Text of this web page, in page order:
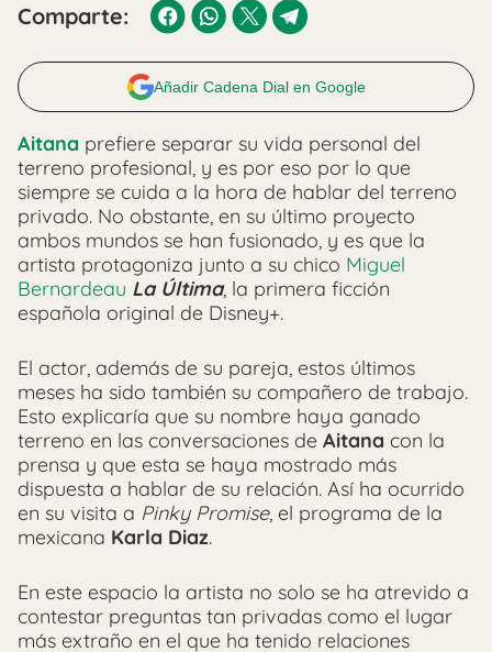
Comparte:
Añadir Cadena Dial en Google
Aitana prefiere separar su vida personal del
terreno profesional, y es por eso por lo que
siempre se cuida a la hora de hablar del terreno
privado. No obstante, en su último proyecto
ambos mundos se han fusionado, y es que la
artista protagoniza junto a su chico Miguel
Bernardeau La Última, la primera ficción
española original de Disney+.
El actor, además de su pareja, estos últimos
meses ha sido también su compañero de trabajo.
Esto explicaría que su nombre haya ganado
terreno en las conversaciones de Aitana con la
prensa y que esta se haya mostrado más
dispuesta a hablar de su relación. Así ha ocurrido
en su visita a Pinky Promise, el programa de la
mexicana Karla Diaz.
En este espacio la artista no solo se ha atrevido a
contestar preguntas tan privadas como el lugar
más extraño en el que ha tenido relaciones